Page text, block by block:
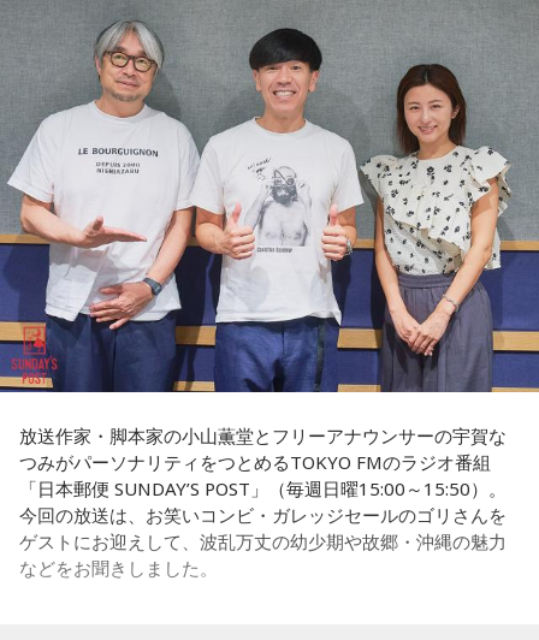
「人事の季節になるとドンの自宅に行列ができる、と言
われるんですね。別の地域で聴いた話ですが、ドンの家に入
ると、その訪問客は茶封筒を机の上にソッと出します。そし
てドンはポン、ポン、ポン、と手を当てて厚さを確かめる。
そのままスーッと返す。返された側は帰りがけ、広いお庭の
中にあるお社に両手を合わせ、賽銭箱に封筒を置いていく、
と。こういう逸話がまことしやかに語られること自体が、ド
ンの権力を大きくしているんですね。直接、命令しなくても
周りが勝手に忖度して動く、というのがドンの世界です」
長野 「こういうドンが全国にいる、というわけですね」
さんはどういう位置づけか。麻生さん、武田さん、かつては
古賀誠さん、山崎拓さん、村上正邦さん、といった方も。大
物が同じ県内にたくさんいることが、ドンを生み出す第2の条
件です」
「藏内さんだけ県議、ということですね」
常井「なぜ1人の地方議員が永田町の大物にも匹敵する大きな
力を持ったのか。きょうは福岡を入口に、全国に共通するド
ンの条件を探ります。私、10年ほど前に全国各地の地方選挙
を取材していたとき、どこへ行ってもドンと呼ばれる地元の
権力者がいたんですね。どういう人かというと、だいたい経
済力があって抜群に選挙が強くて。地元の首長や国会議員よ
りも発言力がある人です」
長野「はい」
常井 「中には、かつての野中広務さんや森山𥙿さんのように
50を過ぎてから国政に進んだドンもいる。ではどういった状
況がそろうとドンが生まれるか。第1の条件は、圧倒的な他薦
です。藏内さんって県議10期。40年近く県議会にいるわけで
す」
放送作家・脚本家の小山薫堂とフリーアナウンサーの宇賀な
つみがパーソナリティをつとめるTOKYO FMのラジオ番組
「日本郵便 SUNDAY’S POST」（毎週日曜15:00～15:50）。
今回の放送は、お笑いコンビ・ガレッジセールのゴリさんを
ゲストにお迎えして、波乱万丈の幼少期や故郷・沖縄の魅力
などをお聞きしました。